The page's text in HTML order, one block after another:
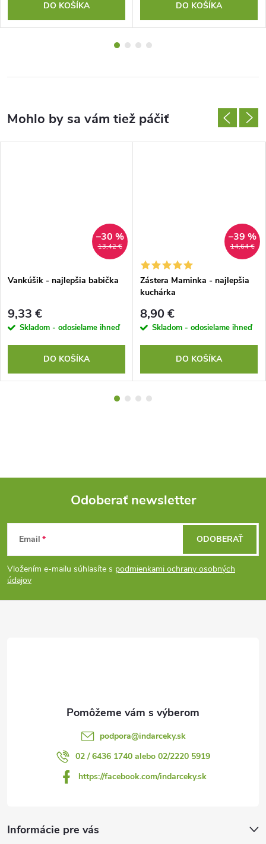
DO KOŠÍKA DO KOŠÍKA
13,42 €
–30 %
Vankúšik - najlepšia babička
9,33 €
Skladom - odosielame ihneď
DO KOŠÍKA
14,64 €
–39 %
Zástera Maminka - najlepšia
kuchárka
8,90 €
Skladom - odosielame ihneď
DO KOŠÍKA
Z
á
p
Odoberať newsletter
Email
Vložením e-mailu súhlasíte s podmienkami ochrany osobných
údajov
ODOBERAŤ
podpora@indarceky.sk
02 / 6436 1740 alebo 02/2220 5919
https://facebook.com/indarceky.sk
Informácie pre vás